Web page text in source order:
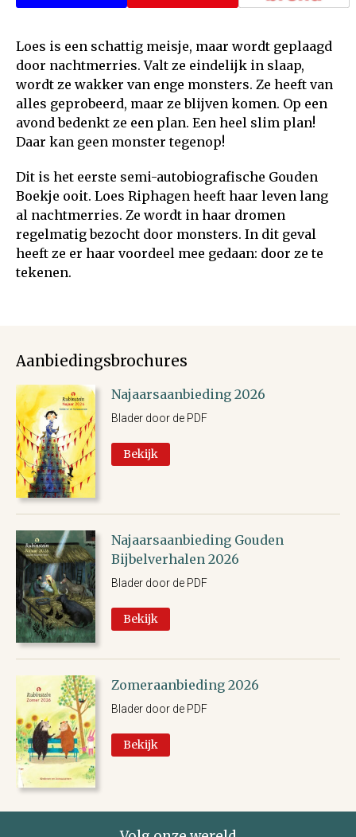
Loes is een schattig meisje, maar wordt geplaagd
door nachtmerries. Valt ze eindelijk in slaap,
wordt ze wakker van enge monsters. Ze heeft van
alles geprobeerd, maar ze blijven komen. Op een
avond bedenkt ze een plan. Een heel slim plan!
Daar kan geen monster tegenop!
Dit is het eerste semi-autobiografische Gouden
Boekje ooit. Loes Riphagen heeft haar leven lang
al nachtmerries. Ze wordt in haar dromen
regelmatig bezocht door monsters. In dit geval
heeft ze er haar voordeel mee gedaan: door ze te
tekenen.
Aanbiedingsbrochures
Najaarsaanbieding 2026
Blader door de PDF
Bekijk
Najaarsaanbieding Gouden
Bijbelverhalen 2026
Blader door de PDF
Bekijk
Zomeraanbieding 2026
Blader door de PDF
Bekijk